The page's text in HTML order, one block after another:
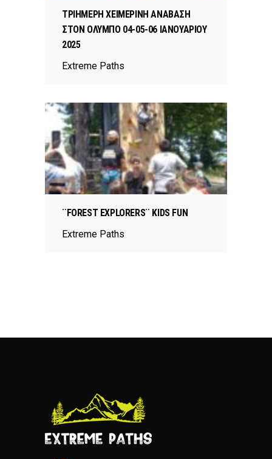
ΤΡΙΗΜΕΡΗ ΧΕΙΜΕΡΙΝΗ ΑΝΑΒΑΣΗ
ΣΤΟΝ ΟΛΥΜΠΟ 04-05-06 ΙΑΝΟΥΑΡΙΟΥ
2025
Extreme Paths
¨FOREST EXPLORERS¨ KIDS FUN
Extreme Paths